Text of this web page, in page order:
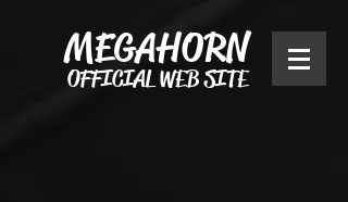
MEGAHORN
OFFICIAL WEB SITE